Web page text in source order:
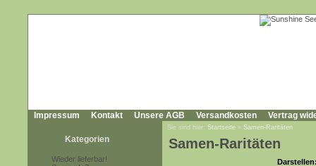
Impressum Kontakt Unsere AGB Versandkosten Vertrag
Kategorien
Wieder lieferbar!
Sie sind hier: Startseite » Samen-Raritäten
Samen-Raritäten